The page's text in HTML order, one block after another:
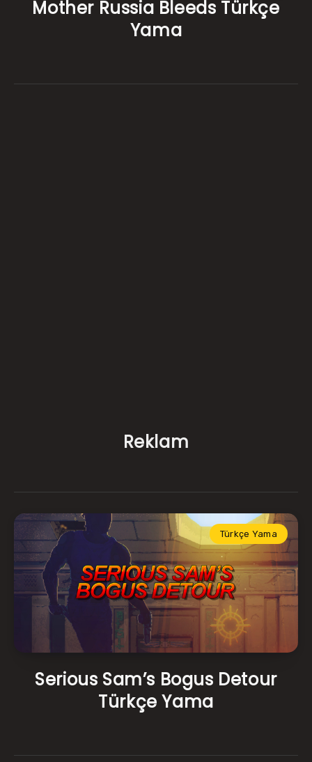
Mother Russia Bleeds Türkçe
Yama
Reklam
Türkçe Yama
Serious Sam’s Bogus Detour
Türkçe Yama